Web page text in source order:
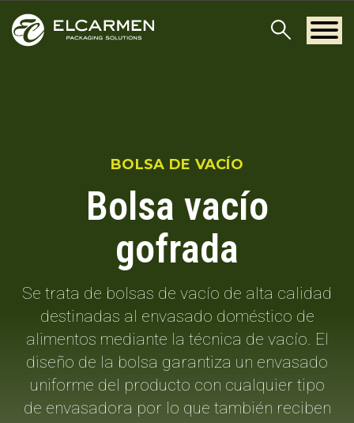
BOLSA DE VACÍO
Bolsa vacío
gofrada
Se trata de bolsas de vacío de alta calidad
destinadas al envasado doméstico de
alimentos mediante la técnica de vacío. El
diseño de la bolsa garantiza un envasado
uniforme del producto con cualquier tipo
de envasadora por lo que también reciben